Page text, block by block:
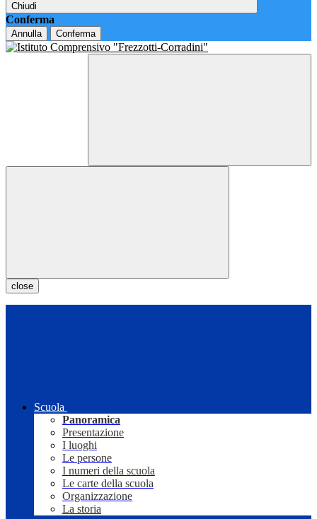
Chiudi
Conferma
Annulla Conferma
close
Scuola
Panoramica
Presentazione
I luoghi
Le persone
I numeri della scuola
Le carte della scuola
Organizzazione
La storia